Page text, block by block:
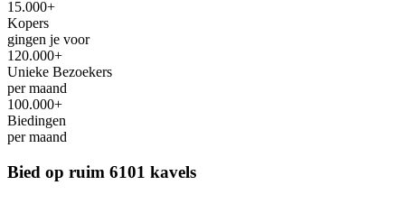
15.000+
Kopers
gingen je voor
120.000+
Unieke Bezoekers
per maand
100.000+
Biedingen
per maand
Bied op ruim 6101 kavels